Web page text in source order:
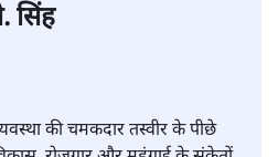
सिंह
की चमकदार तस्वीर के पीछे